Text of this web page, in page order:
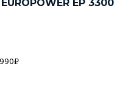
EP 3300